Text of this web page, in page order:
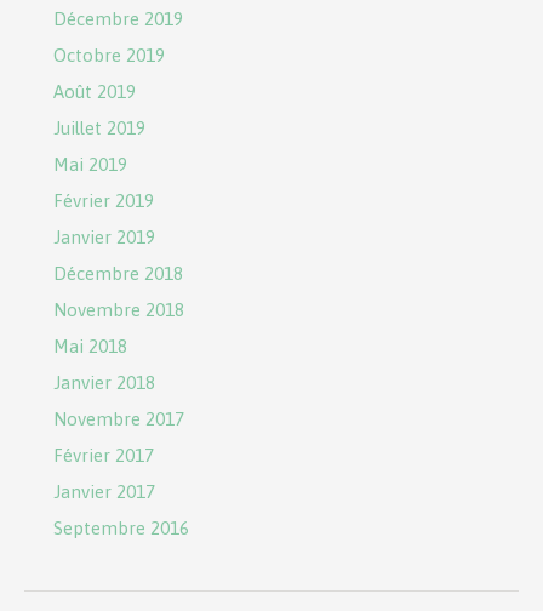
Décembre 2019
Octobre 2019
Août 2019
Juillet 2019
Mai 2019
Février 2019
Janvier 2019
Décembre 2018
Novembre 2018
Mai 2018
Janvier 2018
Novembre 2017
Février 2017
Janvier 2017
Septembre 2016